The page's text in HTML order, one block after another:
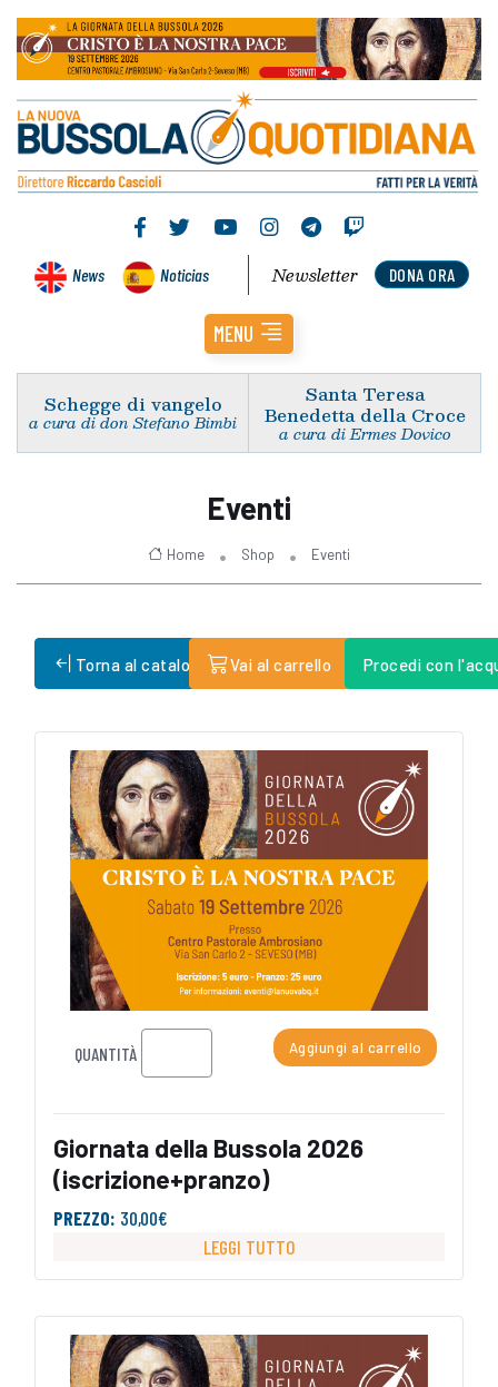
News Noticias DONA ORA
Newsletter
MENU
Schegge di vangelo
a cura di don Stefano Bimbi
Santa Teresa
Benedetta della Croce
a cura di Ermes Dovico
Eventi
Home Shop Eventi
Torna al catalogo Vai al carrello Procedi con
QUANTITÀ Aggiungi al carrello
Giornata della Bussola 2026
(iscrizione+pranzo)
PREZZO: 30,00€
LEGGI TUTTO